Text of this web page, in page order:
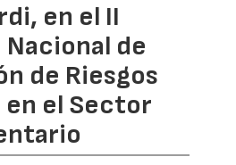
en el II
de
de Riesgos
en el Sector